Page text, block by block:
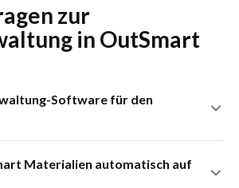
zur
in OutSmart
Software für den
Bestände werden in Echtzeit
Materialien automatisch auf